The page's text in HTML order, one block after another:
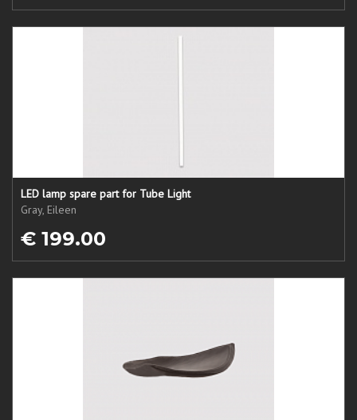
LED lamp spare part for Tube Light
Gray, Eileen
€ 199.00